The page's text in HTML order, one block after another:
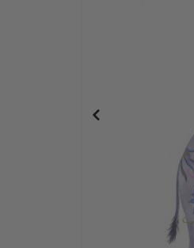
Personalisiertes